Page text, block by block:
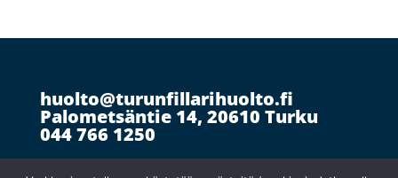
huolto@turunfillarihuolto.fi
Palometsäntie 14, 20610 Turku
044 766 1250